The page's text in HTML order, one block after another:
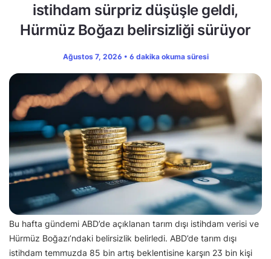
istihdam sürpriz düşüşle geldi,
Hürmüz Boğazı belirsizliği sürüyor
Ağustos 7, 2026 • 6 dakika okuma süresi
Bu hafta gündemi ABD’de açıklanan tarım dışı istihdam verisi ve
Hürmüz Boğazı’ndaki belirsizlik belirledi. ABD’de tarım dışı
istihdam temmuzda 85 bin artış beklentisine karşın 23 bin kişi